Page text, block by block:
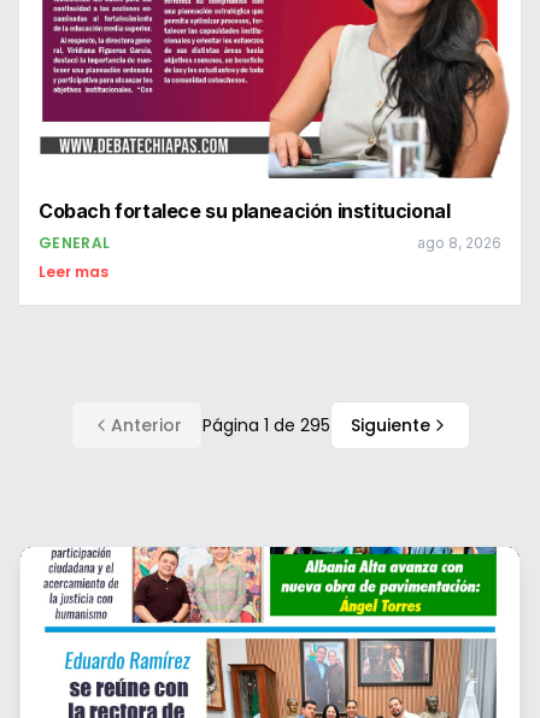
Cobach fortalece su planeación institucional
GENERAL ago 8, 2026
Leer mas
Anterior Página 1 de 295 Siguiente